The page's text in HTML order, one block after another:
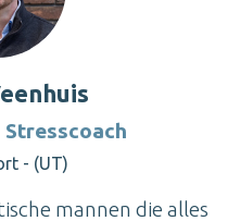
- (UT)
mannen die alles